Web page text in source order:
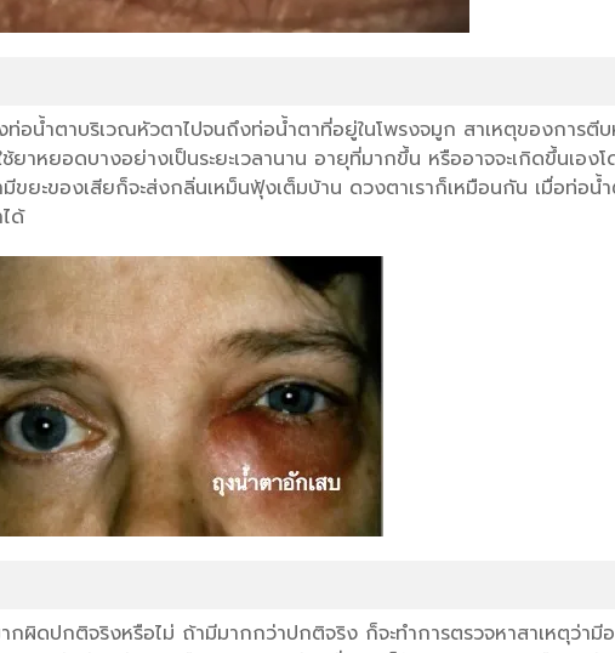
อน้ำตาบริเวณหัวตาไปจนถึงท่อน้ำตาที่อยู่ในโพรงจมูก สาเหตุของการตี
าหยอดบางอย่างเป็นระยะเวลานาน อายุที่มากขึ้น หรืออาจจะเกิดขึ้นเอง
ยะของเสียก็จะส่งกลิ่นเหม็นฟุ้งเต็มบ้าน ดวงตาเราก็เหมือนกัน เมื่อท่อน้
ด้
ดปกติจริงหรือไม่ ถ้ามีมากกว่าปกติจริง ก็จะทำการตรวจหาสาเหตุว่ามีอ